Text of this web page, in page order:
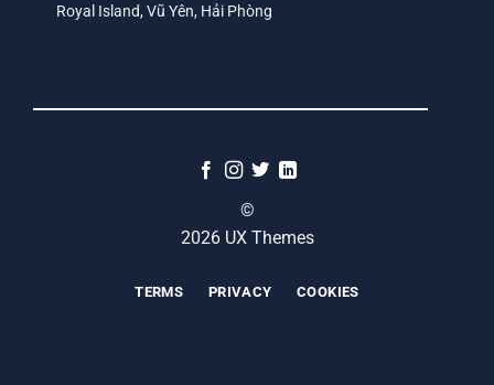
Royal Island, Vũ Yên, Hải Phòng
©
2026 UX Themes
TERMS PRIVACY COOKIES